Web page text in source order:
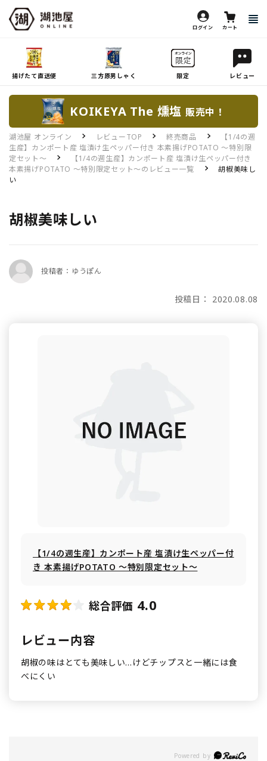
ログイン カート
揚げたて直送便 三方原男しゃく 限定 レビュー
KOIKEYA The 燻塩 販売中！
湖池屋 オンライン レビューTOP 終売商品
【1/4の週
生産】カンポート産 塩漬け生ペッパー付き 本素揚げPOTATO ～特別限
定セット～
【1/4の週生産】カンポート産 塩漬け生ペッパー付き
本素揚げPOTATO ～特別限定セット～のレビュー一覧
胡椒美味し
い
胡椒美味しい
投稿者：ゆうぽん
投稿日： 2020.08.08
【1/4の週生産】カンポート産 塩漬け生ペッパー付
き 本素揚げPOTATO ～特別限定セット～
総合評価 4.0
レビュー内容
胡椒の味はとても美味しい…けどチップスと一緒には食
べにくい
Powered by